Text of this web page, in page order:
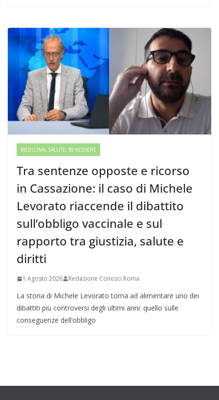
MEDICINA, SALUTE, BENESSERE
Tra sentenze opposte e ricorso
in Cassazione: il caso di Michele
Levorato riaccende il dibattito
sull’obbligo vaccinale e sul
rapporto tra giustizia, salute e
diritti
1 Agosto 2026 Redazione Conosci Roma
La storia di Michele Levorato torna ad alimentare uno dei
dibattiti più controversi degli ultimi anni: quello sulle
conseguenze dell’obbligo